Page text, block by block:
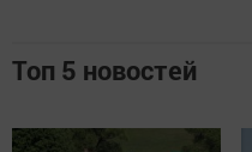
Топ 5 новостей